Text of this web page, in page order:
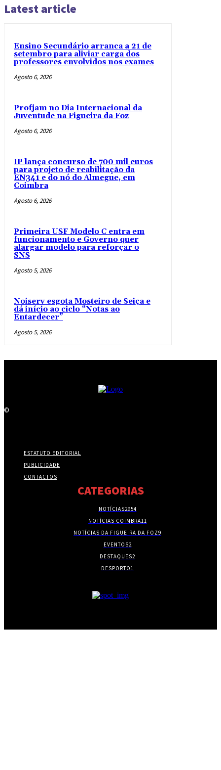
Latest article
Ensino Secundário arranca a 21 de
setembro para aliviar carga dos
professores envolvidos nos exames
Agosto 6, 2026
Profjam no Dia Internacional da
Juventude na Figueira da Foz
Agosto 6, 2026
IP lança concurso de 700 mil euros
para projeto de reabilitação da
EN341 e do nó do Almegue, em
Coimbra
Agosto 6, 2026
Primeira USF Modelo C entra em
funcionamento e Governo quer
alargar modelo para reforçar o
SNS
Agosto 5, 2026
Noiserv esgota Mosteiro de Seiça e
dá início ao ciclo “Notas ao
Entardecer”
Agosto 5, 2026
©
ESTATUTO EDITORIAL
PUBLICIDADE
CONTACTOS
CATEGORIAS
NOTÍCIAS2954
NOTÍCIAS COIMBRA11
NOTÍCIAS DA FIGUEIRA DA FOZ9
EVENTOS2
DESTAQUES2
DESPORTO1